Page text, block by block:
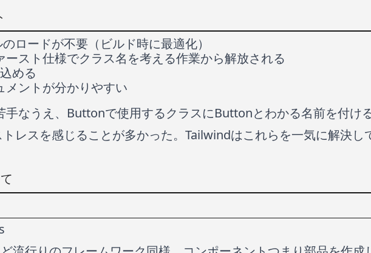
ロードが不要（ビルド時に最適化）
ースト仕様でクラス名を考える作業から解放される
める
メントが分かりやすい
なうえ、Buttonで使用するクラスにButtonとわかる名前を付ける
レスを感じることが多かった。Tailwindはこれらを一気に解決し